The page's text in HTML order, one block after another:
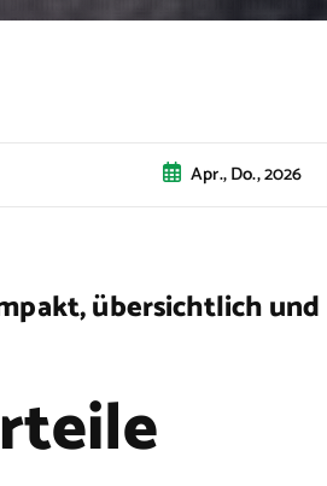
Apr., Do., 2026
übersichtlich und